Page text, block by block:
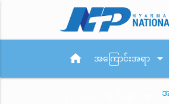
home အကြောင်းအရာ arrow_drop_down